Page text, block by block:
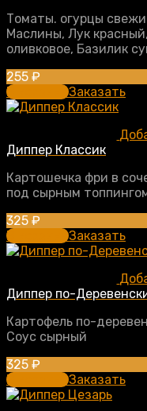
Томаты. огурцы
Маслины, Лук
оливковое, Базилик
255 ₽
В корзинуЗаказать
Диппер Классик
Картошечка фри в
под сырным
325 ₽
В корзинуЗаказать
Диппер по-
Картофель по-
Соус сырный
325 ₽
В корзинуЗаказать